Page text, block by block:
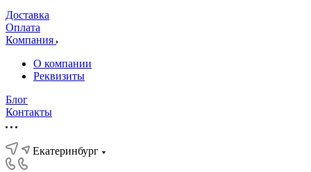
Доставка
Оплата
Компания
О компании
Реквизиты
Блог
Контакты
Екатеринбург